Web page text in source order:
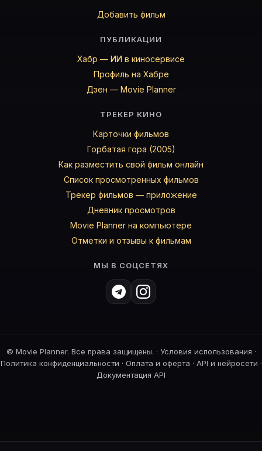
Добавить фильм
ПУБЛИКАЦИИ
Хабр — ИИ в киносервисе
Профиль на Хабре
Дзен — Movie Planner
ТРЕКЕР КИНО
Карточки фильмов
Горбатая гора (2005)
Как разместить свой фильм онлайн
Список просмотренных фильмов
Трекер фильмов — приложение
Дневник просмотров
Movie Planner на компьютере
Отметки и отзывы к фильмам
МЫ В СОЦСЕТЯХ
© Movie Planner. Все права защищены. · Условия использования ·
Политика конфиденциальности · Оплата и оферта · API и нейросети ·
Документация API